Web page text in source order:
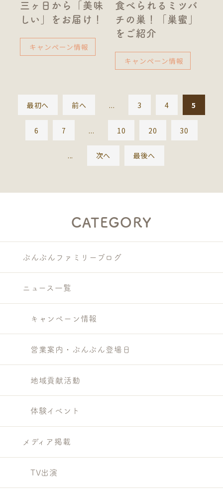
三ヶ日から「美味
しい」をお届け！
キャンペーン情報
食べられるミツバ
チの巣！「巣蜜」
をご紹介
キャンペーン情報
最初へ 前へ ... 3 4 5
6 7 ... 10 20 30
... 次へ 最後へ
CATEGORY
ぶんぶんファミリーブログ
ニュース一覧
キャンペーン情報
営業案内・ぶんぶん登場日
地域貢献活動
体験イベント
メディア掲載
TV出演